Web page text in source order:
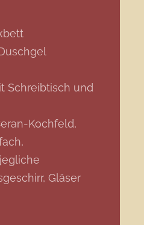
Schreibtisch und
Kochfeld,
Gläser